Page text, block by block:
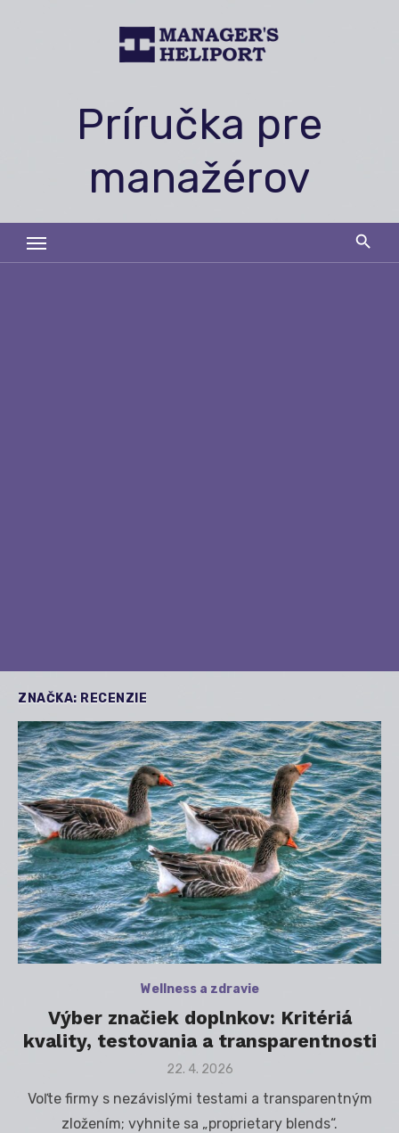
Príručka pre
manažérov
ZNAČKA: RECENZIE
Wellness a zdravie
Výber značiek doplnkov: Kritériá
kvality, testovania a transparentnosti
Posted
22. 4. 2026
Voľte firmy s nezávislými testami a transparentným
zložením; vyhnite sa „proprietary blends“.